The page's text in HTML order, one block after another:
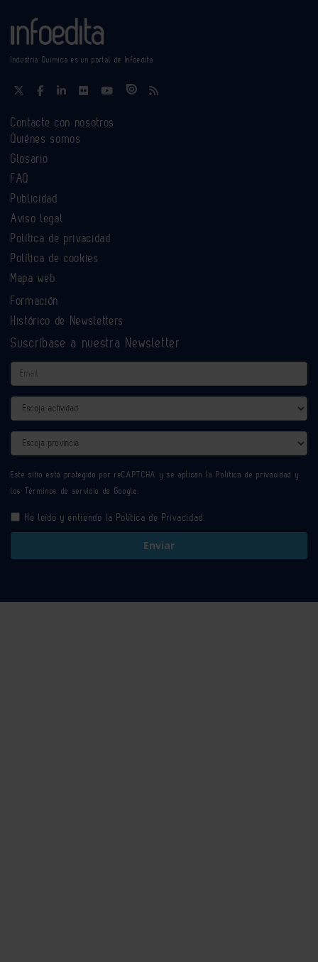
Industria Química es un portal de Infoedita
Contacte con nosotros
Quiénes somos
Glosario
FAQ
Publicidad
Aviso legal
Política de privacidad
Política de cookies
Mapa web
Formación
Histórico de Newsletters
Suscríbase a nuestra Newsletter
Email
Actividad
Provincia
Este sitio está protegido por reCAPTCHA y se aplican laPolítica de privacidad y
los Términos de servicio de Google.
He leído y entiendo la Política de Privacidad
Enviar